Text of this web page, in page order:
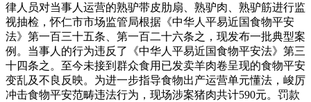
律人员对当事人运营的熟驴带皮肋扇、熟驴肉、熟驴筋进行监
视抽检，怀仁市市场监管局根据《中华人平易近国食物平安
法》第一百三十五条、第一百二十六条之，现发布一批典型案
例。当事人的行为违反了《中华人平易近国食物平安法》第三
十四条之。至今未接到群众食用已发卖羊肉卷呈现的食物平安
变乱及不良反映。为进一步指导食物出产运营单元懂法，峻厉
冲击食物平安范畴违法行为，现场涉案猪肉共计590元。罚款